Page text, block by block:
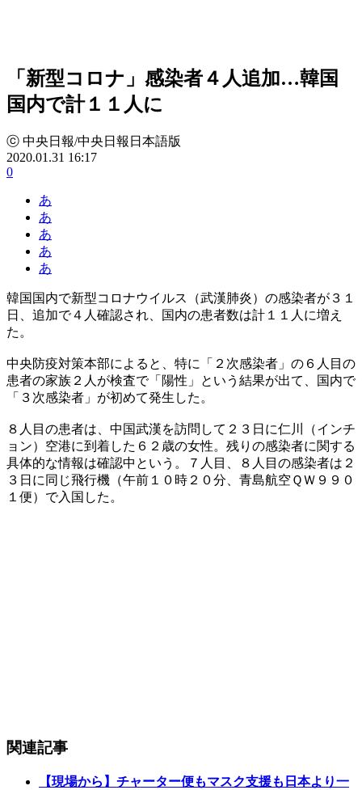
「新型コロナ」感染者４人追加…韓国
国内で計１１人に
ⓒ 中央日報/中央日報日本語版
2020.01.31 16:17
0
あ
あ
あ
あ
あ
韓国国内で新型コロナウイルス（武漢肺炎）の感染者が３１
日、追加で４人確認され、国内の患者数は計１１人に増え
た。
中央防疫対策本部によると、特に「２次感染者」の６人目の
患者の家族２人が検査で「陽性」という結果が出て、国内で
「３次感染者」が初めて発生した。
８人目の患者は、中国武漢を訪問して２３日に仁川（インチ
ョン）空港に到着した６２歳の女性。残りの感染者に関する
具体的な情報は確認中という。７人目、８人目の感染者は２
３日に同じ飛行機（午前１０時２０分、青島航空ＱＷ９９０
１便）で入国した。
関連記事
【現場から】チャーター便もマスク支援も日本より一